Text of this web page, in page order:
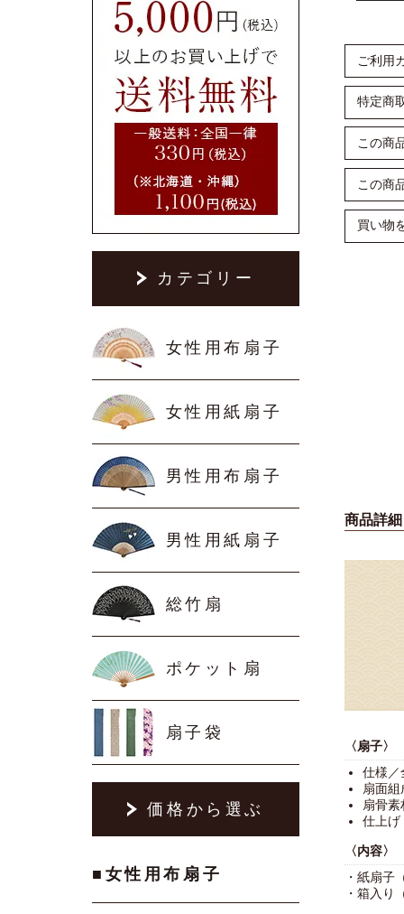
ご利用
特定商
この商
この商
買い物
商品詳細
〈扇子〉
仕様
扇面
扇骨
仕上げ
〈内容〉
・紙扇子
・箱入り
カテゴリー
女性用布扇子
女性用紙扇子
男性用布扇子
男性用紙扇子
総竹扇
ポケット扇
扇子袋
価格から選ぶ
■女性用布扇子